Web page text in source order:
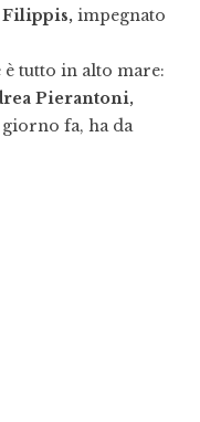
impegnato
tutto in alto mare:
Pierantoni,
fa, ha da